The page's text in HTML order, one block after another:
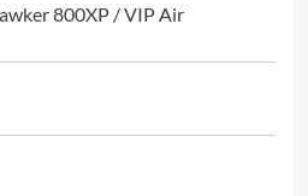
800XP / VIP Air